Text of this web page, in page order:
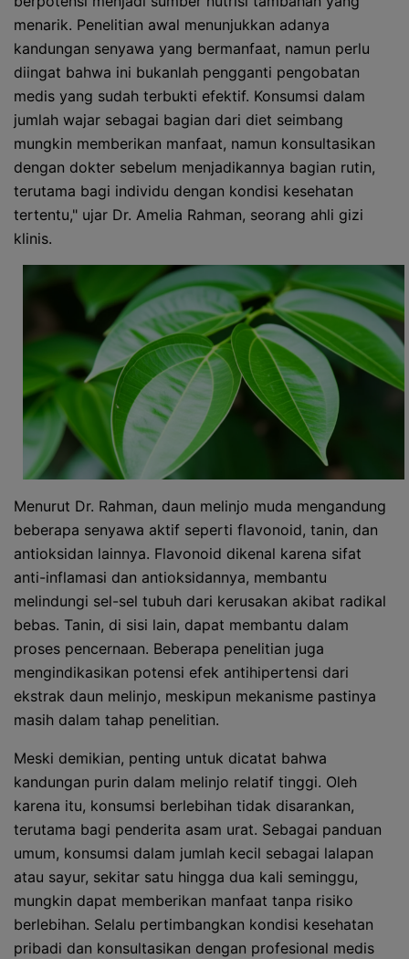
menarik. Penelitian awal menunjukkan adanya
kandungan senyawa yang bermanfaat, namun perlu
diingat bahwa ini bukanlah pengganti pengobatan
medis yang sudah terbukti efektif. Konsumsi dalam
jumlah wajar sebagai bagian dari diet seimbang
mungkin memberikan manfaat, namun konsultasikan
dengan dokter sebelum menjadikannya bagian rutin,
terutama bagi individu dengan kondisi kesehatan
tertentu," ujar Dr. Amelia Rahman, seorang ahli gizi
klinis.
Menurut Dr. Rahman, daun melinjo muda mengandung
beberapa senyawa aktif seperti flavonoid, tanin, dan
antioksidan lainnya. Flavonoid dikenal karena sifat
anti-inflamasi dan antioksidannya, membantu
melindungi sel-sel tubuh dari kerusakan akibat radikal
bebas. Tanin, di sisi lain, dapat membantu dalam
proses pencernaan. Beberapa penelitian juga
mengindikasikan potensi efek antihipertensi dari
ekstrak daun melinjo, meskipun mekanisme pastinya
masih dalam tahap penelitian.
Meski demikian, penting untuk dicatat bahwa
kandungan purin dalam melinjo relatif tinggi. Oleh
karena itu, konsumsi berlebihan tidak disarankan,
terutama bagi penderita asam urat. Sebagai panduan
umum, konsumsi dalam jumlah kecil sebagai lalapan
atau sayur, sekitar satu hingga dua kali seminggu,
mungkin dapat memberikan manfaat tanpa risiko
berlebihan. Selalu pertimbangkan kondisi kesehatan
pribadi dan konsultasikan dengan profesional medis